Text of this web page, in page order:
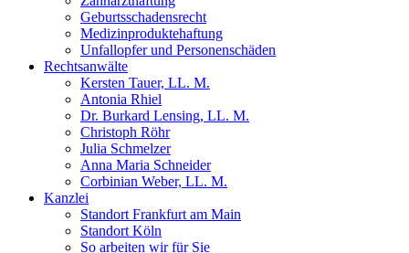
Geburtsschadensrecht
Medizinproduktehaftung
Unfallopfer und Personenschäden
Rechtsanwälte
Kersten Tauer, LL. M.
Antonia Rhiel
Dr. Burkard Lensing, LL. M.
Christoph Röhr
Julia Schmelzer
Anna Maria Schneider
Corbinian Weber, LL. M.
Kanzlei
Standort Frankfurt am Main
Standort Köln
So arbeiten wir für Sie